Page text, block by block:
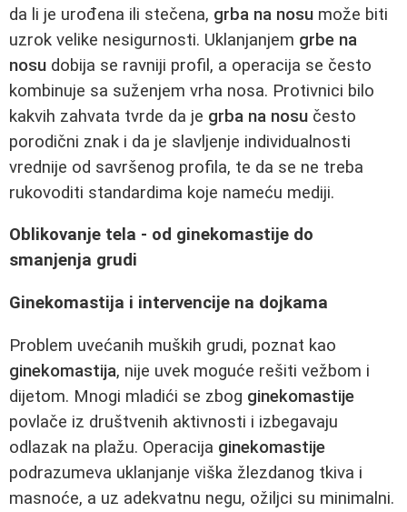
da li je urođena ili stečena, grba na nosu može biti
uzrok velike nesigurnosti. Uklanjanjem grbe na
nosu dobija se ravniji profil, a operacija se često
kombinuje sa suženjem vrha nosa. Protivnici bilo
kakvih zahvata tvrde da je grba na nosu često
porodični znak i da je slavljenje individualnosti
vrednije od savršenog profila, te da se ne treba
rukovoditi standardima koje nameću mediji.
Oblikovanje tela - od ginekomastije do
smanjenja grudi
Ginekomastija i intervеncije na dojkama
Problem uvećanih muških grudi, poznat kao
ginekomastija, nije uvek moguće rešiti vežbom i
dijetom. Mnogi mladići se zbog ginekomastije
povlače iz društvenih aktivnosti i izbegavaju
odlazak na plažu. Operacija ginekomastije
podrazumeva uklanjanje viška žlezdanog tkiva i
masnoće, a uz adekvatnu negu, ožiljci su minimalni.